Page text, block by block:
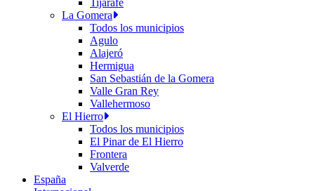
La Gomera
Todos los municipios
Agulo
Alajeró
Hermigua
San Sebastián de la Gomera
Valle Gran Rey
Vallehermoso
El Hierro
Todos los municipios
El Pinar de El Hierro
Frontera
Valverde
España